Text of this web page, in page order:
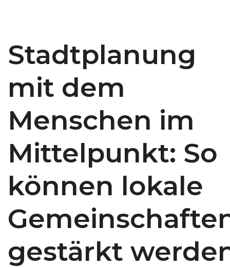
Stadtplanung
mit dem
Menschen im
Mittelpunkt: So
können lokale
gestärkt